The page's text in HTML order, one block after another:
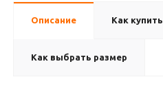
Описание Как купить
Как выбрать размер